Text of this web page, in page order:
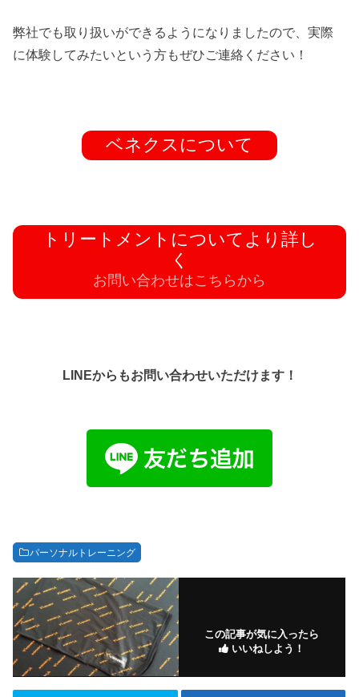
弊社でも取り扱いができるようになりましたので、実際
に体験してみたいという方もぜひご連絡ください！
ベネクスについて
トリートメントについてより詳し
く
お問い合わせはこちらから
LINEからもお問い合わせいただけます！
パーソナルトレーニング
この記事が気に入ったら
いいねしよう！